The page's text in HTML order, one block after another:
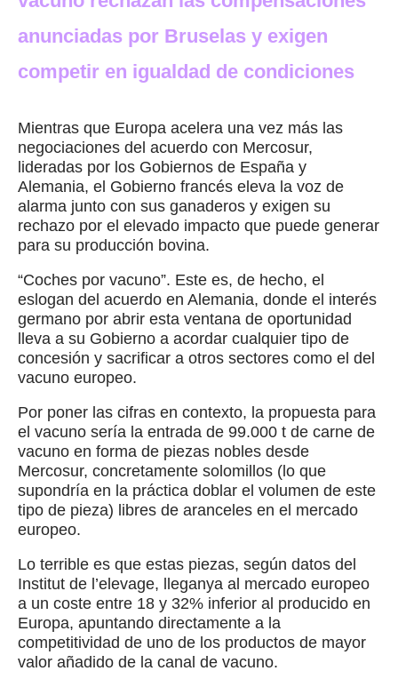
anunciadas por Bruselas y exigen
competir en igualdad de condiciones
Mientras que Europa acelera una vez más las
negociaciones del acuerdo con Mercosur,
lideradas por los Gobiernos de España y
Alemania, el Gobierno francés eleva la voz de
alarma junto con sus ganaderos y exigen su
rechazo por el elevado impacto que puede generar
para su producción bovina.
“Coches por vacuno”. Este es, de hecho, el
eslogan del acuerdo en Alemania, donde el interés
germano por abrir esta ventana de oportunidad
lleva a su Gobierno a acordar cualquier tipo de
concesión y sacrificar a otros sectores como el del
vacuno europeo.
Por poner las cifras en contexto, la propuesta para
el vacuno sería la entrada de 99.000 t de carne de
vacuno en forma de piezas nobles desde
Mercosur, concretamente solomillos (lo que
supondría en la práctica doblar el volumen de este
tipo de pieza) libres de aranceles en el mercado
europeo.
Lo terrible es que estas piezas, según datos del
Institut de l’elevage, lleganya al mercado europeo
a un coste entre 18 y 32% inferior al producido en
Europa, apuntando directamente a la
competitividad de uno de los productos de mayor
valor añadido de la canal de vacuno.